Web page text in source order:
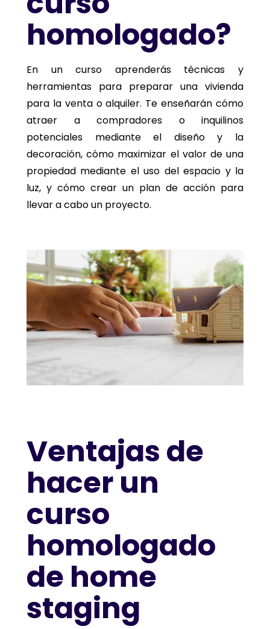
homologado?
En un curso aprenderás técnicas y
herramientas para preparar una vivienda
para la venta o alquiler. Te enseñarán cómo
atraer a compradores o inquilinos
potenciales mediante el diseño y la
decoración, cómo maximizar el valor de una
propiedad mediante el uso del espacio y la
luz, y cómo crear un plan de acción para
llevar a cabo un proyecto.
Ventajas de
hacer un
curso
homologado
de home
staging